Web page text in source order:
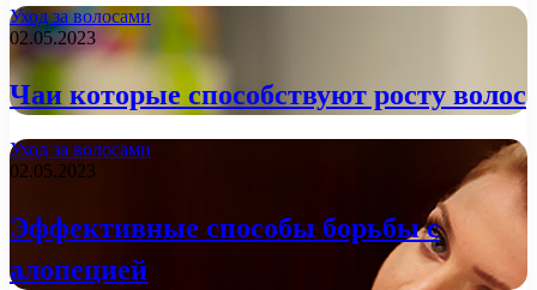
Уход за волосами
02.05.2023
Чаи которые способствуют росту волос
Уход за волосами
02.05.2023
Эффективные способы борьбы с
алопецией